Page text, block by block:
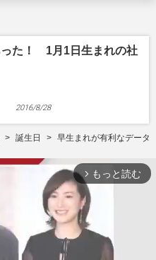
った！ 1月1日生まれの社
2016/8/28
誕生日 早生まれが有利なデー
arrow_forward_ios もっと読む